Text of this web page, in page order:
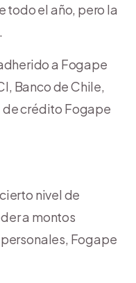
todo el año, pero la
a Fogape
Banco de Chile,
de crédito Fogape
nivel de
a montos
Fogape